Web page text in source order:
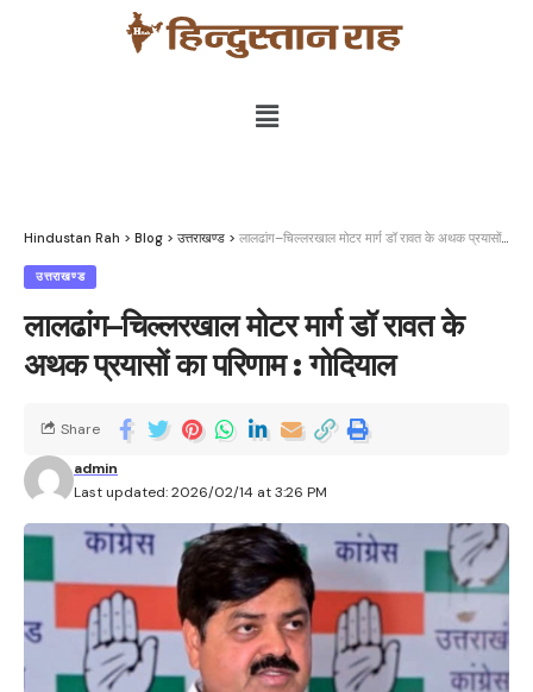
Hindustan Rah > Blog > उत्तराखण्ड > लालढांग–चिल्लरखाल मोटर मार्ग डॉ रावत के अथक प्रयासों का परिणाम : गोदियाल
उत्तराखण्ड
लालढांग–चिल्लरखाल मोटर मार्ग डॉ रावत के
अथक प्रयासों का परिणाम : गोदियाल
Last updated: 2026/02/14 at 3:26 PM
admin
Share